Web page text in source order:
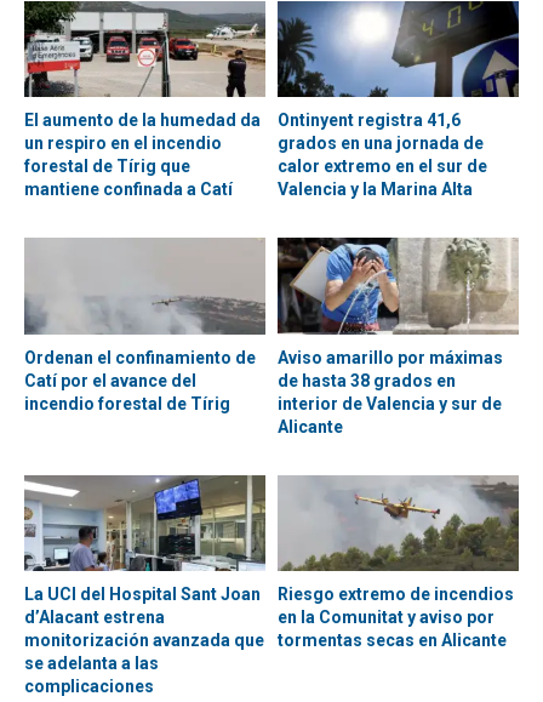
El aumento de la humedad da
un respiro en el incendio
forestal de Tírig que
mantiene confinada a Catí
Ontinyent registra 41,6
grados en una jornada de
calor extremo en el sur de
Valencia y la Marina Alta
Ordenan el confinamiento de
Catí por el avance del
incendio forestal de Tírig
Aviso amarillo por máximas
de hasta 38 grados en
interior de Valencia y sur de
Alicante
La UCI del Hospital Sant Joan
d’Alacant estrena
monitorización avanzada que
se adelanta a las
complicaciones
Riesgo extremo de incendios
en la Comunitat y aviso por
tormentas secas en Alicante